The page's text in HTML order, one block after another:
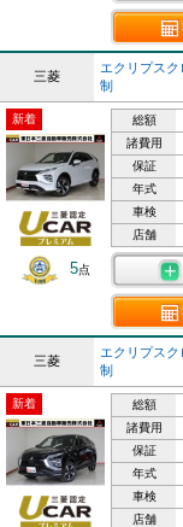
三菱
エクリプス
制
新着
5点
総額
諸費用
保証
年式
車検
店舗
三菱
エクリプス
制
新着 総額
諸費用
保証
年式
車検
店舗